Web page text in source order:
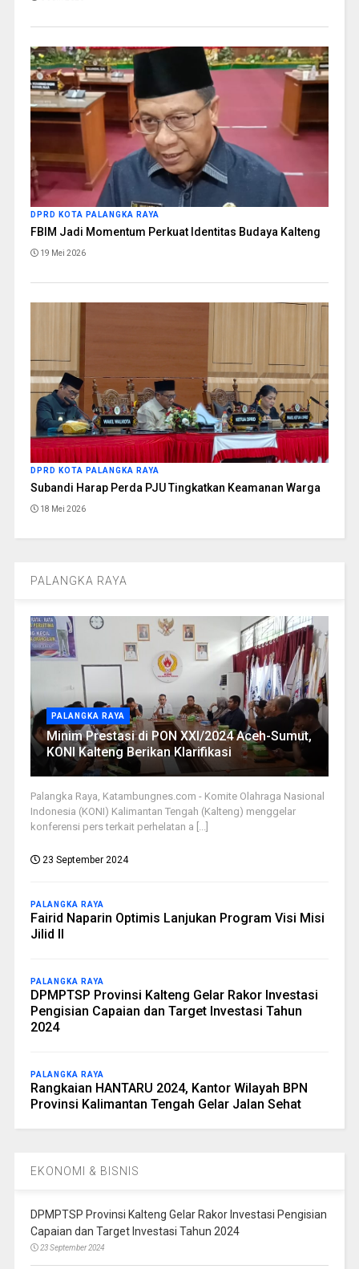
DPRD KOTA PALANGKA RAYA
FBIM Jadi Momentum Perkuat Identitas Budaya Kalteng
19 Mei 2026
DPRD KOTA PALANGKA RAYA
Subandi Harap Perda PJU Tingkatkan Keamanan Warga
18 Mei 2026
PALANGKA RAYA
PALANGKA RAYA
Minim Prestasi di PON XXI/2024 Aceh-Sumut,
KONI Kalteng Berikan Klarifikasi
Palangka Raya, Katambungnes.com - Komite Olahraga Nasional
Indonesia (KONI) Kalimantan Tengah (Kalteng) menggelar
konferensi pers terkait perhelatan a [...]
23 September 2024
PALANGKA RAYA
Fairid Naparin Optimis Lanjukan Program Visi Misi
Jilid II
PALANGKA RAYA
DPMPTSP Provinsi Kalteng Gelar Rakor Investasi
Pengisian Capaian dan Target Investasi Tahun
2024
PALANGKA RAYA
Rangkaian HANTARU 2024, Kantor Wilayah BPN
Provinsi Kalimantan Tengah Gelar Jalan Sehat
EKONOMI & BISNIS
DPMPTSP Provinsi Kalteng Gelar Rakor Investasi Pengisian
Capaian dan Target Investasi Tahun 2024
23 September 2024